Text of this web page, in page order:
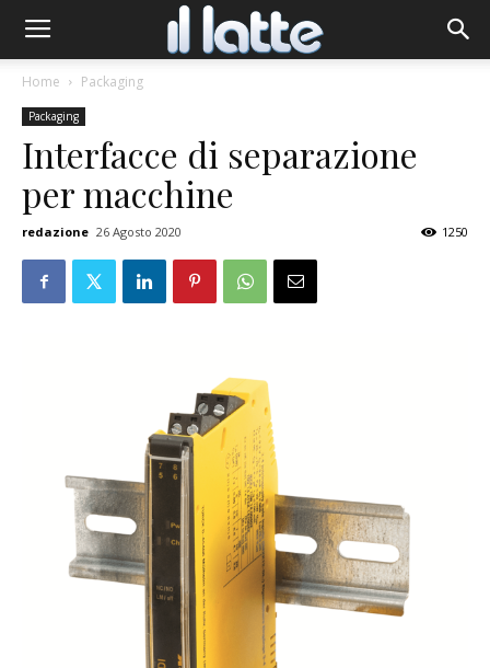
Home Packaging
Packaging
Interfacce di separazione
per macchine
redazione 26 Agosto 2020 1250